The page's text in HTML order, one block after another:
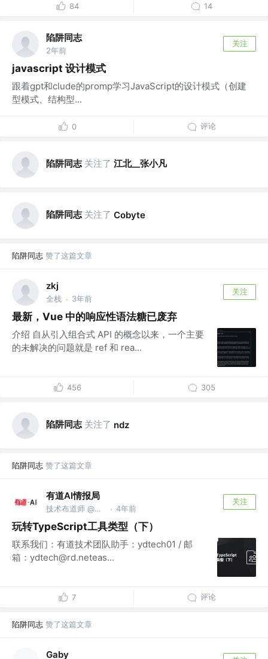
84 14
陷阱同志
2年前
关注
javascript 设计模式
跟着gpt和clude的promp学习JavaScript的设计模式（创建
型模式、结构型...
0 评论
陷阱同志 关注了 江北__张小凡
陷阱同志 关注了 Cobyte
陷阱同志 赞了这篇文章
zkj
全栈 · 3年前
关注
最新，Vue 中的响应性语法糖已废弃
介绍 自从引入组合式 API 的概念以来，一个主要
的未解决的问题就是 ref 和 rea...
456 305
陷阱同志 关注了 ndz
陷阱同志 赞了这篇文章
有道AI情报局
技术布道师 @网易有道 · 4年前
关注
玩转TypeScript工具类型（下）
联系我们：有道技术团队助手：ydtech01 / 邮
箱：ydtech@rd.neteas...
7 评论
陷阱同志 赞了这篇文章
Gaby